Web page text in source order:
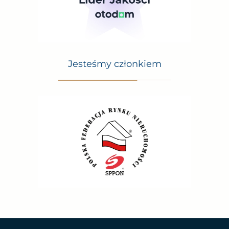
– Private cinema room – enjoy movie screenings in
comfort and style.
Złota 44 combines prestige, convenience and excellent
connectivity throughout the city. Nearby, you will find
green areas, making it the perfect place to live and
work.
Contact us to schedule a viewing of this unique
apartment. This is a rare opportunity to live in one of
Jesteśmy członkiem